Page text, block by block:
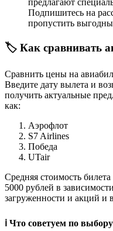
предлагают
Подпишитесь на
пропустить
🏷️ Как сравнивать
Сравнить цены на
Введите дату вылета и
получить актуальные
как:
Аэрофлот
S7 Airlines
Победа
UTair
Средняя стоимость
5000 рублей в
загруженности и акций и
ℹ️ Что советуем по